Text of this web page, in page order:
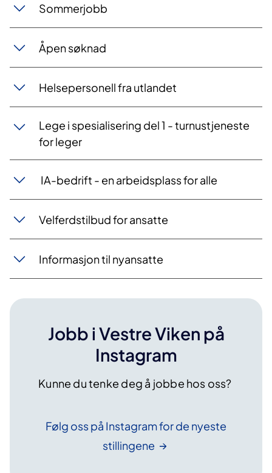
Sommerjobb
Åpen søknad
Helsepersonell fra utlandet
Lege i spesialisering del 1 - turnustjeneste
for leger
IA-bedrift - en arbeidsplass for alle
Velferdstilbud for ansatte
Informasjon til nyansatte
Jobb i Vestre Viken på
Instagram
Kunne du tenke deg å jobbe hos oss?
Følg oss på Instagram for de nyeste
stillingene